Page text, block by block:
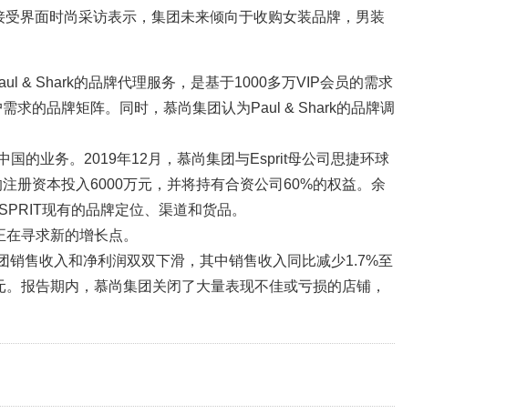
界面时尚采访表示，集团未来倾向于收购女装品牌，男装
& Shark的品牌代理服务，是基于1000多万VIP会员的需求
求的品牌矩阵。同时，慕尚集团认为Paul & Shark的品牌调
国的业务。2019年12月，慕尚集团与Esprit母公司思捷环球
册资本投入6000万元，并将持有合资公司60%的权益。余
现有的品牌定位、渠道和货品。
寻求新的增长点。
销售收入和净利润双双下滑，其中销售收入同比减少1.7%至
报告期内，慕尚集团关闭了大量表现不佳或亏损的店铺，